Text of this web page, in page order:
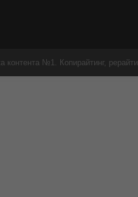
контента №1. Копирайтинг,